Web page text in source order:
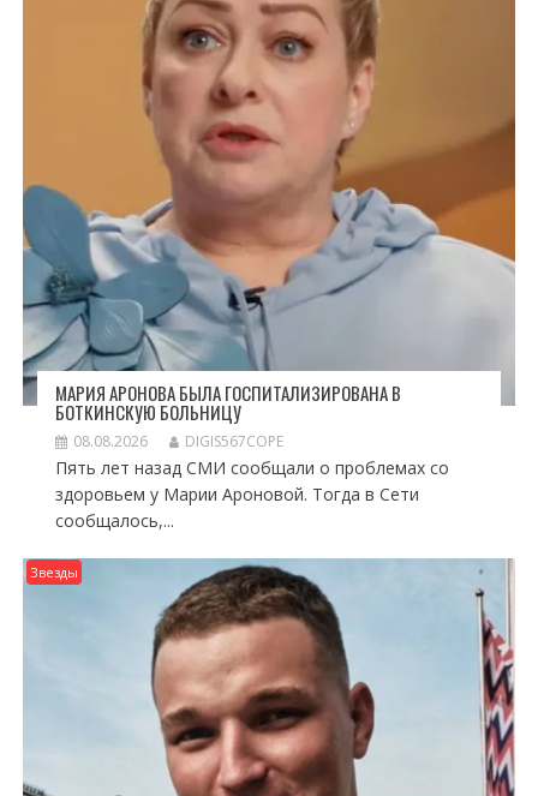
МАРИЯ АРОНОВА БЫЛА ГОСПИТАЛИЗИРОВАНА В
БОТКИНСКУЮ БОЛЬНИЦУ
08.08.2026 DIGIS567COPE
Пять лет назад СМИ сообщали о проблемах со
здоровьем у Марии Ароновой. Тогда в Сети
сообщалось,...
Звезды